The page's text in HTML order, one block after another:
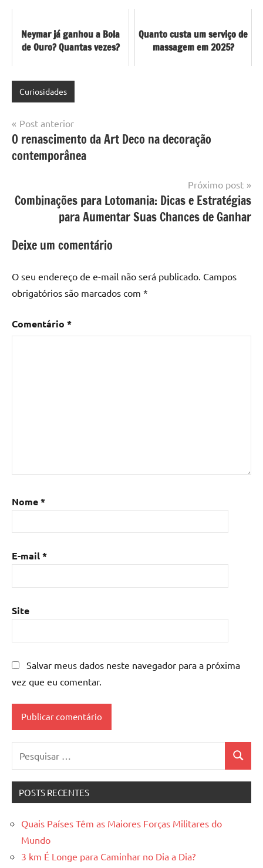
Neymar já ganhou a Bola
de Ouro? Quantas vezes?
Quanto custa um serviço de
massagem em 2025?
Curiosidades
Navegação
de
Post
Post anterior
O renascimento da Art Deco na decoração
contemporânea
Próximo post
Combinações para Lotomania: Dicas e Estratégias
para Aumentar Suas Chances de Ganhar
Deixe um comentário
O seu endereço de e-mail não será publicado. Campos
obrigatórios são marcados com *
Comentário *
Nome*
E-mail*
Site
Salvar meus dados neste navegador para a próxima
vez que eu comentar.
POSTS RECENTES
Quais Países Têm as Maiores Forças Militares do
Mundo
3 km É Longe para Caminhar no Dia a Dia?